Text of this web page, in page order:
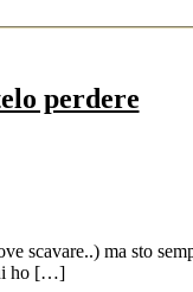
perdere
scavare..) ma sto
ho […]